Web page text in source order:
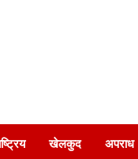
खेलकुद अपराध